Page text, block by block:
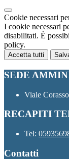
Cookie necessari
I cookie necessari
disabilitati. È
policy.
Accetta tutti
SEDE
Viale
RECAPITI
Tel:
Contatti